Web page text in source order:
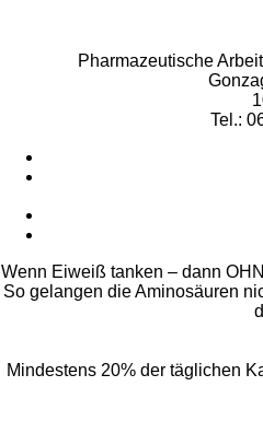
Wenn Eiweiß tanken – dann
So gelangen die Aminosäuren
Mindestens 20% der täglichen
Pharmazeutische
Tel.: